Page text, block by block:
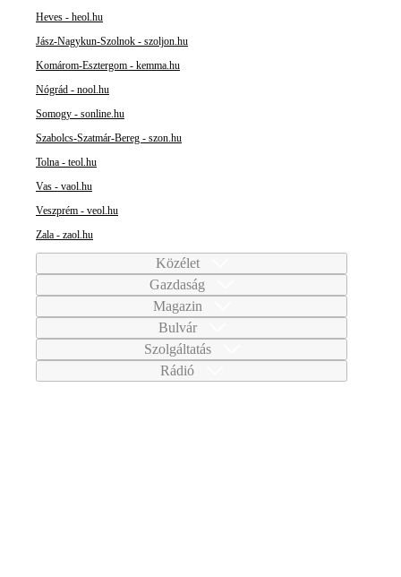
Heves - heol.hu
Jász-Nagykun-Szolnok - szoljon.hu
Komárom-Esztergom - kemma.hu
Nógrád - nool.hu
Somogy - sonline.hu
Szabolcs-Szatmár-Bereg - szon.hu
Tolna - teol.hu
Vas - vaol.hu
Veszprém - veol.hu
Zala - zaol.hu
Közélet
Gazdaság
Magazin
Bulvár
Szolgáltatás
Rádió